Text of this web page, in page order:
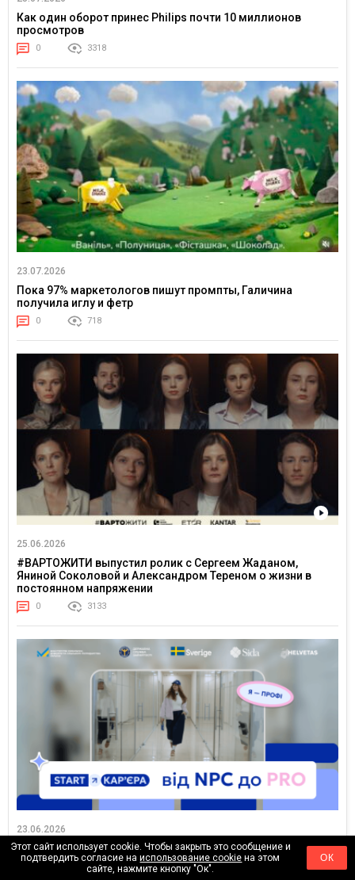
Как один оборот принес Philips почти 10 миллионов
просмотров
0 3318
23.07.2026
Пока 97% маркетологов пишут промпты, Галичина
получила иглу и фетр
0 718
25.06.2026
#ВАРТОЖИТИ выпустил ролик с Сергеем Жаданом,
Яниной Соколовой и Александром Тереном о жизни в
постоянном напряжении
0 3133
23.06.2026
От NPC до PRO: Государственная служба занятости
впервые запустила TikTok-сериал для молодежи
Этот сайт использует cookie. Чтобы закрыть это сообщение и
подтвердить согласие наиспользование cookie на этом
сайте, нажмите кнопку "Ок".
ОК